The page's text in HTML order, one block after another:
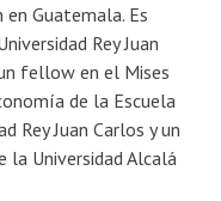
en Guatemala. Es
Rey Juan
fellow en el Mises
de la Escuela
Rey Juan Carlos y un
la Universidad Alcalá